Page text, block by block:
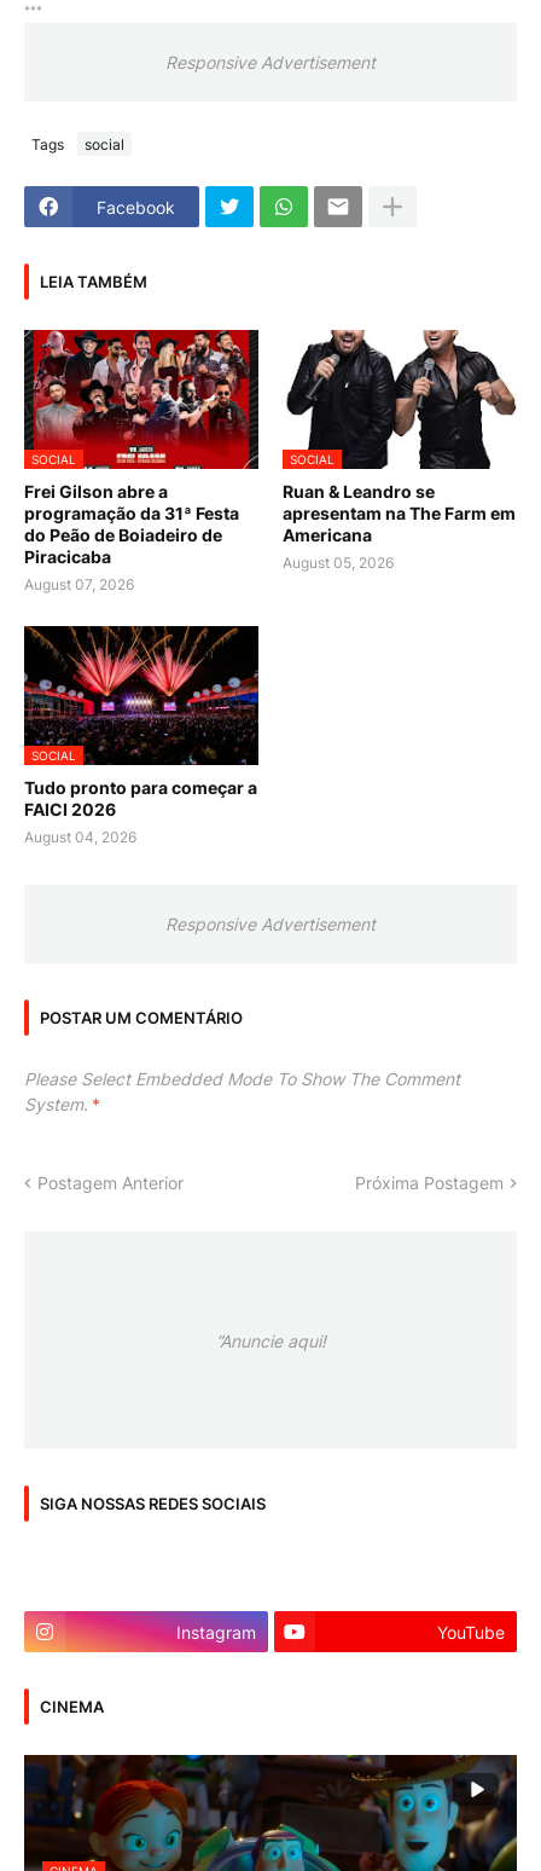
***
Responsive Advertisement
Tags social
Facebook
LEIA TAMBÉM
SOCIAL
Frei Gilson abre a
programação da 31ª Festa
do Peão de Boiadeiro de
Piracicaba
August 07, 2026
SOCIAL
Ruan & Leandro se
apresentam na The Farm em
Americana
August 05, 2026
SOCIAL
Tudo pronto para começar a
FAICI 2026
August 04, 2026
Responsive Advertisement
POSTAR UM COMENTÁRIO
Please Select Embedded Mode To Show The Comment
System. *
Postagem Anterior Próxima Postagem
”Anuncie aqui!
SIGA NOSSAS REDES SOCIAIS
Instagram YouTube
CINEMA